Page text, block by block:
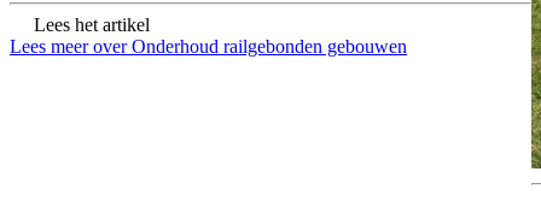
Lees het artikel
Lees meer over Onderhoud railgebonden gebouwen